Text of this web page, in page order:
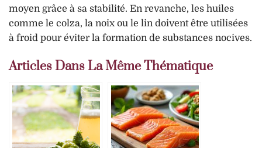
moyen grâce à sa stabilité. En revanche, les huiles
comme le colza, la noix ou le lin doivent être utilisées
à froid pour éviter la formation de substances nocives.
Articles Dans La Même Thématique